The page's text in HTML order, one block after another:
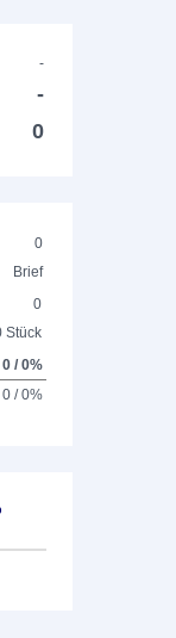
-
-
0
0
Brief
0
Stück
0 / 0%
0 / 0%